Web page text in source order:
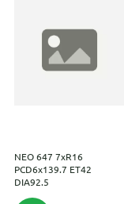
NEO 647 7xR16
PCD6x139.7 ET42
DIA92.5